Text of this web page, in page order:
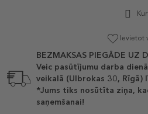
Ievietot
BEZMAKSAS PIEGĀDE UZ
Veic pasūtījumu darba
veikalā (Ulbrokas 30, Rīgā)
*Jums tiks nosūtīta ziņa,
saņemšanai!